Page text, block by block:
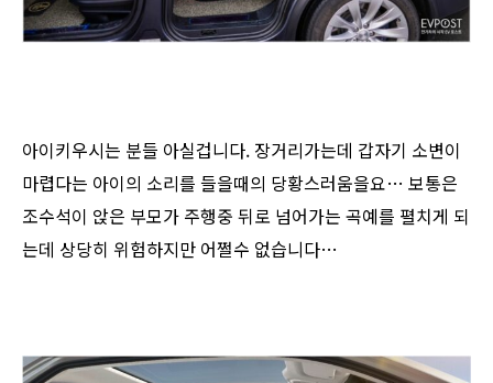
아이키우시는 분들 아실겁니다. 장거리가는데 갑자기 소변이
마렵다는 아이의 소리를 들을때의 당황스러움을요… 보통은
조수석이 앉은 부모가 주행중 뒤로 넘어가는 곡예를 펼치게 되
는데 상당히 위험하지만 어쩔수 없습니다…